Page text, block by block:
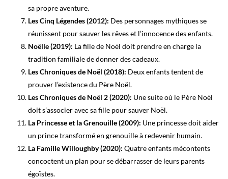
sa propre aventure.
Les Cinq Légendes (2012): Des personnages mythiques se
réunissent pour sauver les rêves et l’innocence des enfants.
Noëlle (2019): La fille de Noël doit prendre en charge la
tradition familiale de donner des cadeaux.
Les Chroniques de Noël (2018): Deux enfants tentent de
prouver l’existence du Père Noël.
Les Chroniques de Noël 2 (2020): Une suite où le Père Noël
doit s’associer avec sa fille pour sauver Noël.
La Princesse et la Grenouille (2009): Une princesse doit aider
un prince transformé en grenouille à redevenir humain.
La Famille Willoughby (2020): Quatre enfants mécontents
concoctent un plan pour se débarrasser de leurs parents
égoïstes.